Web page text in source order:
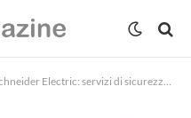
Electric: servizi di sicurezza gestiti per gli ambienti operativi